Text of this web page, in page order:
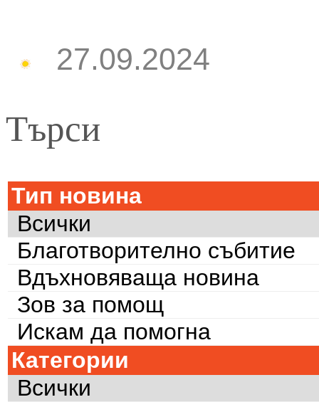
27.09.2024
Търси
Тип новина
Всички
Благотворително събитие
Вдъхновяваща новина
Зов за помощ
Искам да помогна
Категории
Всички